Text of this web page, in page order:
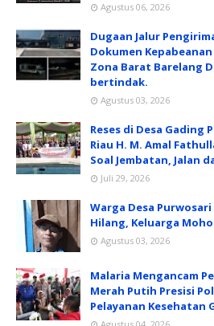
Agustus 06, 2026
Dugaan Jalur
Dokumen
Zona Barat Barelang
bertindak.
Agustus 03, 2026
Reses di Desa Gading
Riau H. M. Amal
Soal Jembatan, Jalan
Juli 29, 2026
Warga Desa
Hilang, Keluarga
Agustus 03, 2026
Malaria Mengancam
Merah Putih Presisi
Pelayanan Kesehatan